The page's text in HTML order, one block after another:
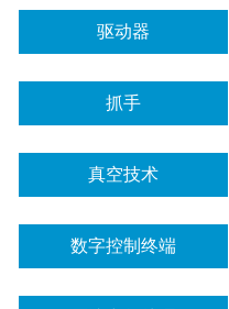
驱动器
抓手
真空技术
数字控制终端